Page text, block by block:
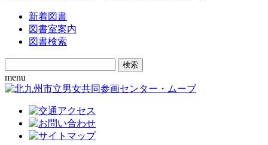
新着図書
図書室案内
図書検索
Search
for:
menu